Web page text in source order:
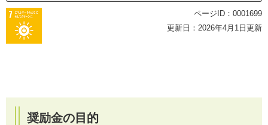
ページID：0001699
更新日：2026年4月1日更新
奨励金の目的